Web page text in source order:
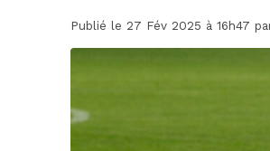
Publié le 27 Fév 2025 à 16h47